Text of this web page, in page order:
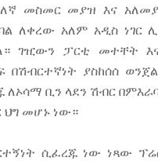
መስመር መያዝ እና
ለቀረው አለም አዲስ ነገር
ገዢውን ፓርቲ መተቸት
በሽብርተኛነት ያስከሰሰ
ለኦሳማ ቢን ላደን ሽብር
ህግ መሆኑ ነው።
ሲፈረጁ ነው ነጻው